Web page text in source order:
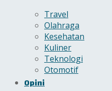
Travel
Olahraga
Kesehatan
Kuliner
Teknologi
Otomotif
Opini